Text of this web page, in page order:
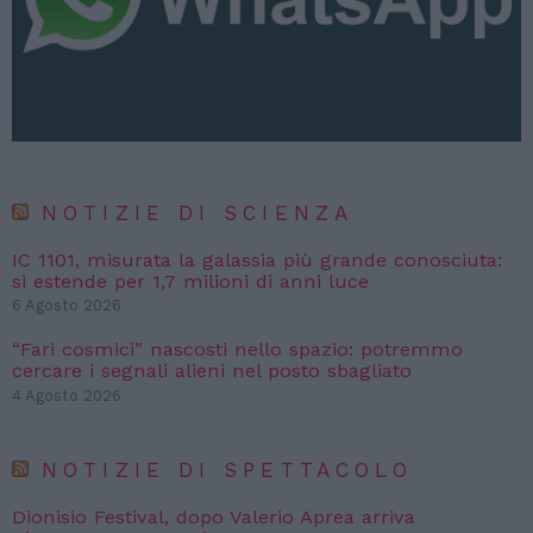
NOTIZIE DI SCIENZA
IC 1101, misurata la galassia più grande conosciuta:
si estende per 1,7 milioni di anni luce
6 Agosto 2026
“Fari cosmici” nascosti nello spazio: potremmo
cercare i segnali alieni nel posto sbagliato
4 Agosto 2026
NOTIZIE DI SPETTACOLO
Dionisio Festival, dopo Valerio Aprea arriva